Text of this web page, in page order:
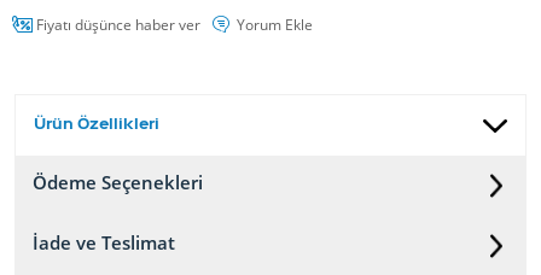
Fiyatı düşünce haber ver Yorum Ekle
Ürün Özellikleri
Ödeme Seçenekleri
İade ve Teslimat